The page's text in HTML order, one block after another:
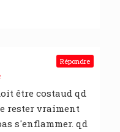
être costaud qd
rester vraiment
s'enflammer. qd
Répondre